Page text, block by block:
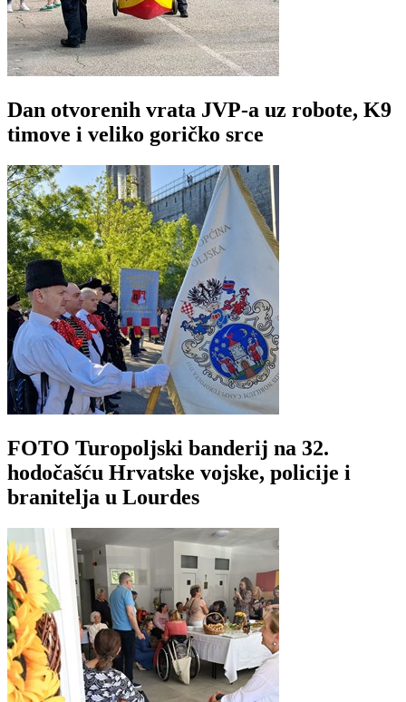
Dan otvorenih vrata JVP-a uz robote, K9
timove i veliko goričko srce
FOTO Turopoljski banderij na 32.
hodočašću Hrvatske vojske, policije i
branitelja u Lourdes